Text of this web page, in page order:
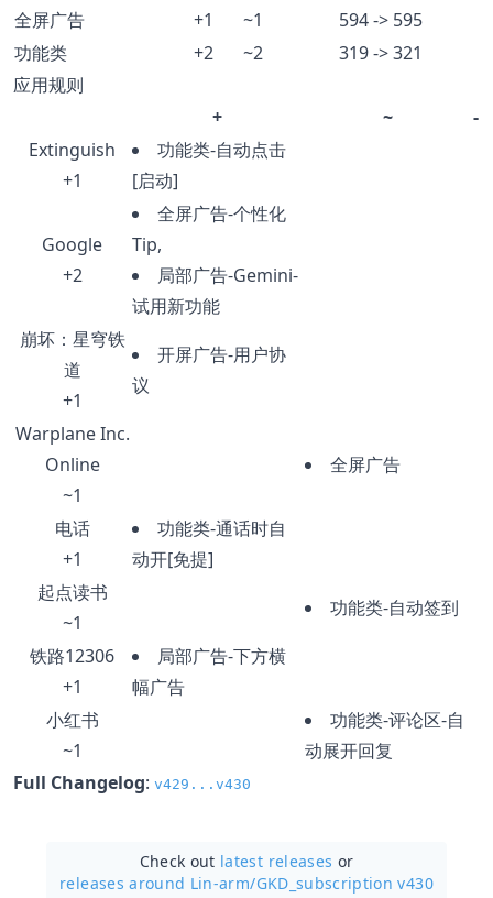
全屏广告
+1 ~1
594 -> 595
功能类
+2 ~2
319 -> 321
应用规则
+
~
-
Extinguish
+1
功能类-自动点击
[启动]
Google
+2
全屏广告-个性化
Tip,
局部广告-Gemini-
试用新功能
崩坏：星穹铁
道
+1
开屏广告-用户协
议
Warplane Inc.
Online
~1
全屏广告
电话
+1
功能类-通话时自
动开[免提]
起点读书
~1
功能类-自动签到
铁路12306
+1
局部广告-下方横
幅广告
小红书
~1
功能类-评论区-自
动展开回复
Full Changelog: v429...v430
Check out latest releases or
releases around Lin-arm/GKD_subscription v430